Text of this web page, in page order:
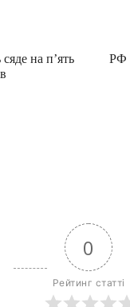
на п’ять
РФ
0
Рейтинг статті